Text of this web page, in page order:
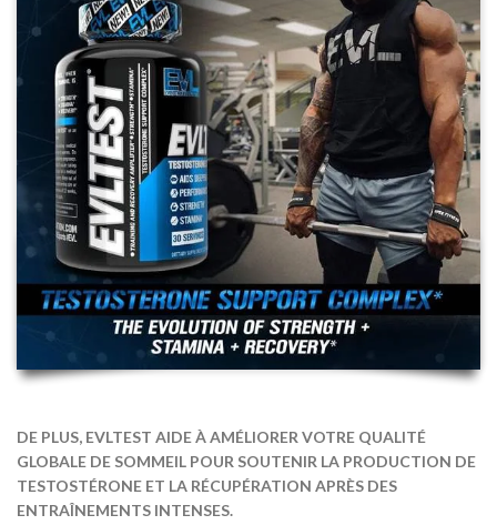
DE PLUS, EVLTEST AIDE À AMÉLIORER VOTRE QUALITÉ
GLOBALE DE SOMMEIL POUR SOUTENIR LA PRODUCTION DE
TESTOSTÉRONE ET LA RÉCUPÉRATION APRÈS DES
ENTRAÎNEMENTS INTENSES.